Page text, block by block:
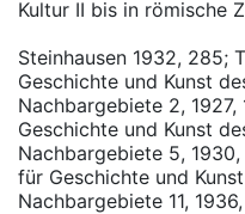
Kultur II bis in römische
Steinhausen 1932, 285;
Geschichte und Kunst
Nachbargebiete 2,
Geschichte und Kunst
Nachbargebiete 5,
für Geschichte und
Nachbargebiete 11,